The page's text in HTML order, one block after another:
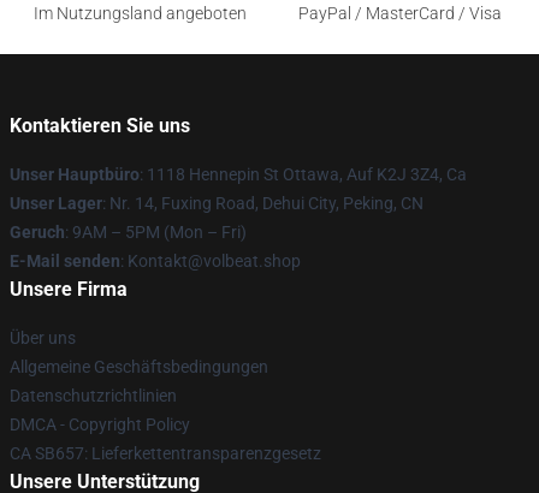
Im Nutzungsland angeboten
PayPal / MasterCard / Visa
Kontaktieren Sie uns
Unser Hauptbüro: 1118 Hennepin St Ottawa, Auf K2J 3Z4, Ca
Unser Lager: Nr. 14, Fuxing Road, Dehui City, Peking, CN
Geruch: 9AM – 5PM (Mon – Fri)
E-Mail senden: Kontakt@volbeat.shop
Unsere Firma
Über uns
Allgemeine Geschäftsbedingungen
Datenschutzrichtlinien
DMCA - Copyright Policy
CA SB657: Lieferkettentransparenzgesetz
Unsere Unterstützung